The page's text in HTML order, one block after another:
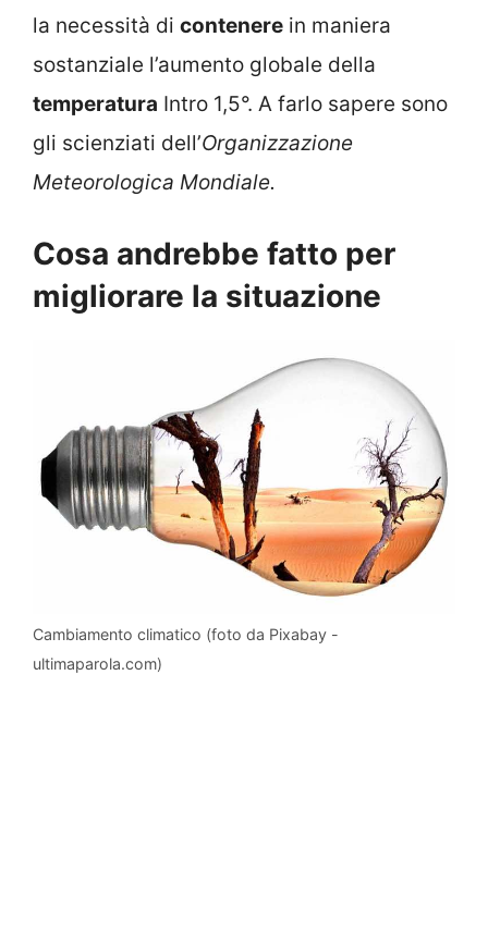
la necessità di contenere in maniera
sostanziale l’aumento globale della
temperatura Intro 1,5°. A farlo sapere sono
gli scienziati dell’Organizzazione
Meteorologica Mondiale.
Cosa andrebbe fatto per
migliorare la situazione
Cambiamento climatico (foto da Pixabay -
ultimaparola.com)